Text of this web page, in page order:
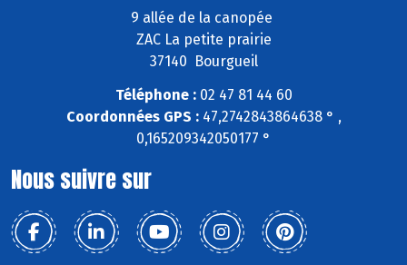
9 allée de la canopée
ZAC La petite prairie
37140 Bourgueil
Téléphone :02 47 81 44 60
Coordonnées GPS :47,2742843864638 ° ,
0,165209342050177 °
Nous suivre sur